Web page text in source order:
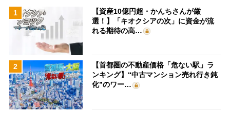
1
【資産10億円超・かんちさんが厳
選！】「キオクシアの次」に資金が流
れる期待の高…
2
【首都圏の不動産価格「危ない駅」ラ
ンキング】“中古マンション売れ行き鈍
化”のワー…